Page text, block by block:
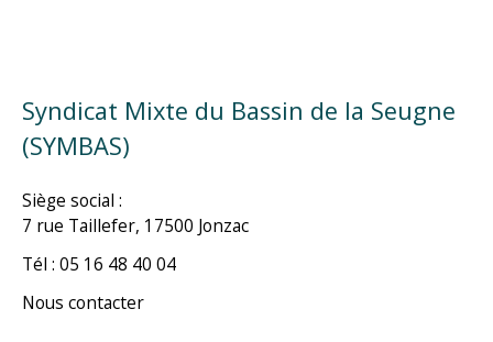
Syndicat Mixte du Bassin de la Seugne
(SYMBAS)
Siège social :
7 rue Taillefer, 17500 Jonzac
Tél : 05 16 48 40 04
Nous contacter